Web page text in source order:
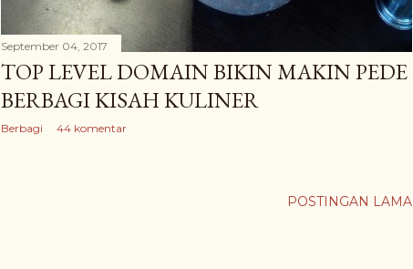
September 04, 2017
TOP LEVEL DOMAIN BIKIN MAKIN PEDE
BERBAGI KISAH KULINER
Berbagi 44 komentar
POSTINGAN LAMA